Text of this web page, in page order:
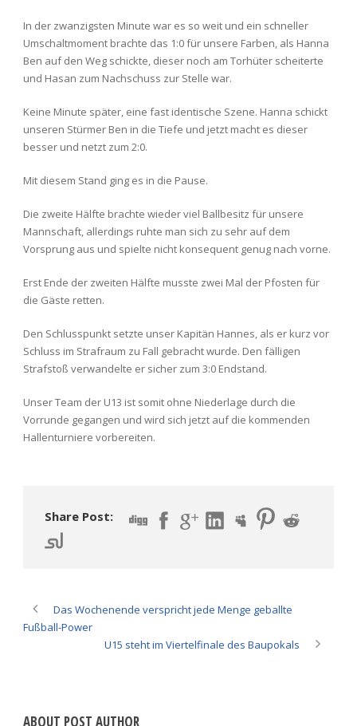
In der zwanzigsten Minute war es so weit und ein schneller
Umschaltmoment brachte das 1:0 für unsere Farben, als Hanna
Ben auf den Weg schickte, dieser noch am Torhüter scheiterte
und Hasan zum Nachschuss zur Stelle war.
Keine Minute später, eine fast identische Szene. Hanna schickt
unseren Stürmer Ben in die Tiefe und jetzt macht es dieser
besser und netzt zum 2:0.
Mit diesem Stand ging es in die Pause.
Die zweite Hälfte brachte wieder viel Ballbesitz für unsere
Mannschaft, allerdings ruhte man sich zu sehr auf dem
Vorsprung aus und spielte nicht konsequent genug nach vorne.
Erst Ende der zweiten Hälfte musste zwei Mal der Pfosten für
die Gäste retten.
Den Schlusspunkt setzte unser Kapitän Hannes, als er kurz vor
Schluss im Strafraum zu Fall gebracht wurde. Den fälligen
Strafstoß verwandelte er sicher zum 3:0 Endstand.
Unser Team der U13 ist somit ohne Niederlage durch die
Vorrunde gegangen und wird sich jetzt auf die kommenden
Hallenturniere vorbereiten.
Share Post:
Das Wochenende verspricht jede Menge geballte
Fußball-Power
U15 steht im Viertelfinale des Baupokals
ABOUT POST AUTHOR